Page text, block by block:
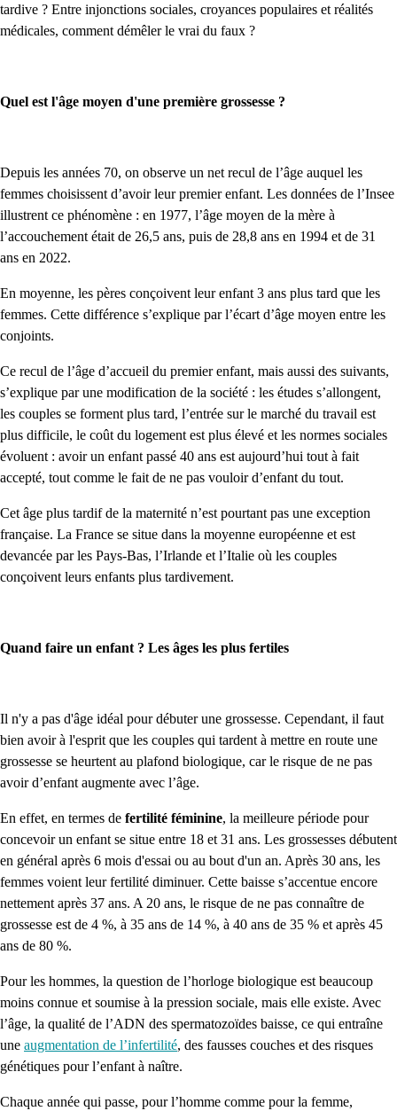
tardive ? Entre injonctions sociales, croyances populaires et réalités
médicales, comment démêler le vrai du faux ?
Quel est l'âge moyen d'une première grossesse ?
Depuis les années 70, on observe un net recul de l’âge auquel les
femmes choisissent d’avoir leur premier enfant. Les données de l’Insee
illustrent ce phénomène : en 1977, l’âge moyen de la mère à
l’accouchement était de 26,5 ans, puis de 28,8 ans en 1994 et de 31
ans en 2022.
En moyenne, les pères conçoivent leur enfant 3 ans plus tard que les
femmes. Cette différence s’explique par l’écart d’âge moyen entre les
conjoints.
Ce recul de l’âge d’accueil du premier enfant, mais aussi des suivants,
s’explique par une modification de la société : les études s’allongent,
les couples se forment plus tard, l’entrée sur le marché du travail est
plus difficile, le coût du logement est plus élevé et les normes sociales
évoluent : avoir un enfant passé 40 ans est aujourd’hui tout à fait
accepté, tout comme le fait de ne pas vouloir d’enfant du tout.
Cet âge plus tardif de la maternité n’est pourtant pas une exception
française. La France se situe dans la moyenne européenne et est
devancée par les Pays-Bas, l’Irlande et l’Italie où les couples
conçoivent leurs enfants plus tardivement.
Quand faire un enfant ? Les âges les plus fertiles
Il n'y a pas d'âge idéal pour débuter une grossesse. Cependant, il faut
bien avoir à l'esprit que les couples qui tardent à mettre en route une
grossesse se heurtent au plafond biologique, car le risque de ne pas
avoir d’enfant augmente avec l’âge.
En effet, en termes de fertilité féminine, la meilleure période pour
concevoir un enfant se situe entre 18 et 31 ans. Les grossesses débutent
en général après 6 mois d'essai ou au bout d'un an. Après 30 ans, les
femmes voient leur fertilité diminuer. Cette baisse s’accentue encore
nettement après 37 ans. A 20 ans, le risque de ne pas connaître de
grossesse est de 4 %, à 35 ans de 14 %, à 40 ans de 35 % et après 45
ans de 80 %.
Pour les hommes, la question de l’horloge biologique est beaucoup
moins connue et soumise à la pression sociale, mais elle existe. Avec
l’âge, la qualité de l’ADN des spermatozoïdes baisse, ce qui entraîne
une augmentation de l’infertilité, des fausses couches et des risques
génétiques pour l’enfant à naître.
Chaque année qui passe, pour l’homme comme pour la femme,